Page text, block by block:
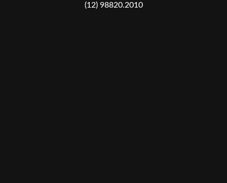
(12) 98820.2010